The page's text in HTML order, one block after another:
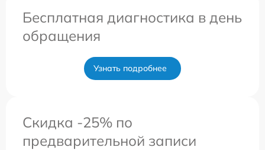
Бесплатная диагностика в день
обращения
Узнать подробнее
Скидка -25% по
предварительной записи